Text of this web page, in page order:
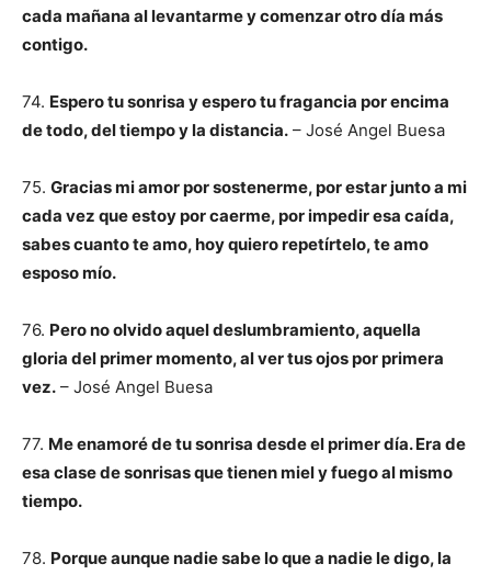
cada mañana al levantarme y comenzar otro día más
contigo.
74. Espero tu sonrisa y espero tu fragancia por encima
de todo, del tiempo y la distancia. – José Angel Buesa
75. Gracias mi amor por sostenerme, por estar junto a mi
cada vez que estoy por caerme, por impedir esa caída,
sabes cuanto te amo, hoy quiero repetírtelo, te amo
esposo mío.
76. Pero no olvido aquel deslumbramiento, aquella
gloria del primer momento, al ver tus ojos por primera
vez. – José Angel Buesa
77. Me enamoré de tu sonrisa desde el primer día. Era de
esa clase de sonrisas que tienen miel y fuego al mismo
tiempo.
78. Porque aunque nadie sabe lo que a nadie le digo, la